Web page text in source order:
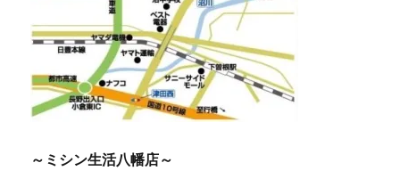
～ミシン生活八幡店～